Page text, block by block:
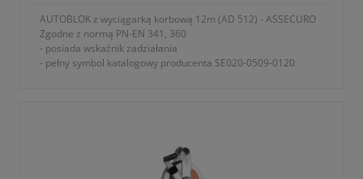
AUTOBLOK z wyciągarką korbową 12m (AD 512) - ASSECURO
Zgodne z normą PN-EN 341, 360
- posiada wskaźnik zadziałania
- pełny symbol katalogowy producenta SE020-0509-0120